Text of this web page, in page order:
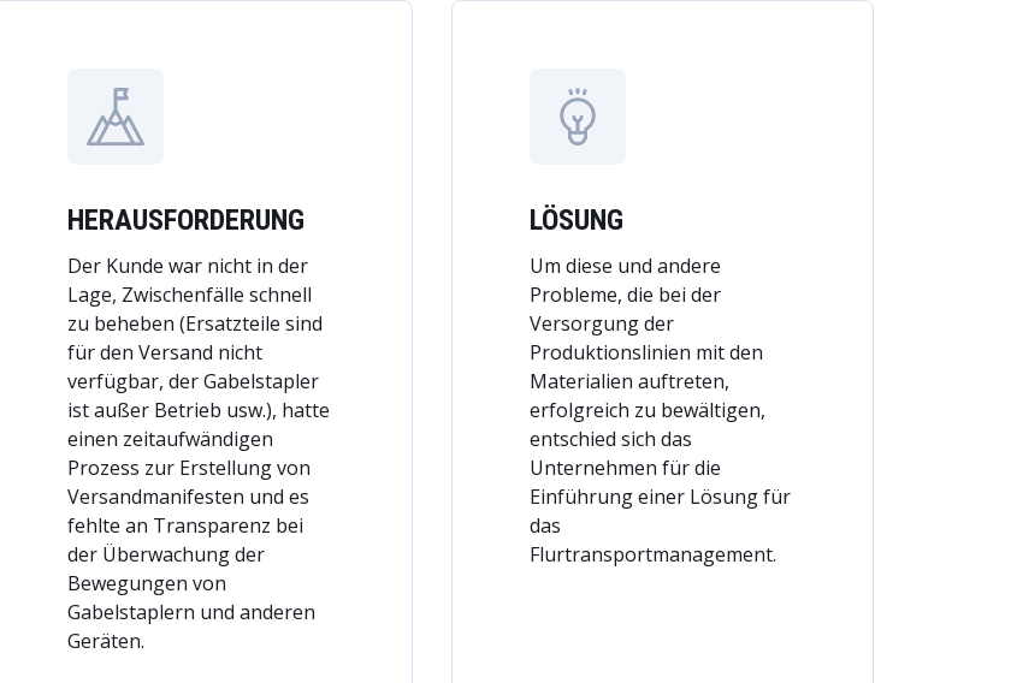
HERAUSFORDERUNG
Der Kunde war nicht in der
Lage, Zwischenfälle schnell
zu beheben (Ersatzteile sind
für den Versand nicht
verfügbar, der Gabelstapler
ist außer Betrieb usw.), hatte
einen zeitaufwändigen
Prozess zur Erstellung von
Versandmanifesten und es
fehlte an Transparenz bei
der Überwachung der
Bewegungen von
Gabelstaplern und anderen
Geräten.
LÖSUNG
Um diese und andere
Probleme, die bei der
Versorgung der
Produktionslinien mit den
Materialien auftreten,
erfolgreich zu bewältigen,
entschied sich das
Unternehmen für die
Einführung einer Lösung für
das
Flurtransportmanagement.